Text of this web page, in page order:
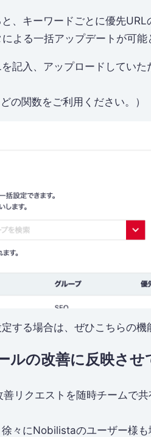
、キーワードごとに優先URL
よる一括アップデートが可能
記入、アップロードしてい
の関数をご利用ください。）
する場合は、ぜひこちらの機
の改善に反映させ
リクエストを随時チームで
々にNobilistaのユーザー様